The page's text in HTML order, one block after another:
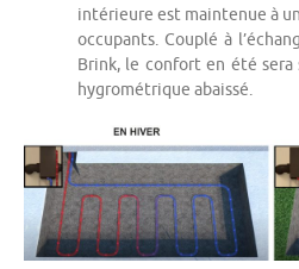
intérieure est maintenue à
occupants. Couplé à
Brink, le confort en été sera
hygrométrique abaissé.